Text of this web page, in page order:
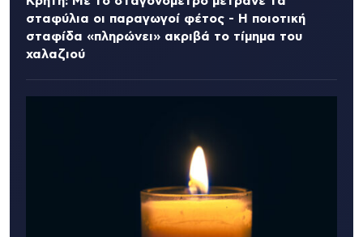
σταφύλια οι παραγωγοί φέτος - Η ποιοτική
σταφίδα «πληρώνει» ακριβά το τίμημα του
χαλαζιού